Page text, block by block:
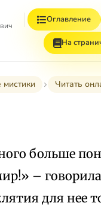
Оглавление
На
мистики Читать
больше
–
для нее